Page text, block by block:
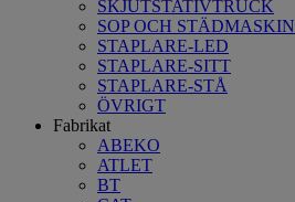
SKJUTSTATIVTRUCK
SOP OCH
STAPLARE-LED
STAPLARE-SITT
STAPLARE-STÅ
ÖVRIGT
Fabrikat
ABEKO
ATLET
BT